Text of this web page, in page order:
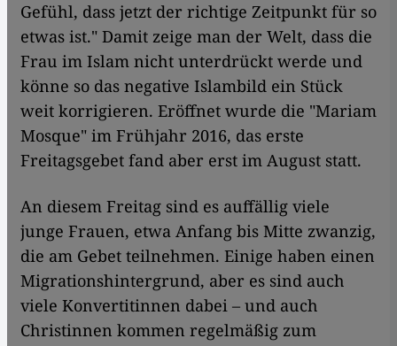
Gefühl, dass jetzt der richtige Zeitpunkt für so
etwas ist." Damit zeige man der Welt, dass die
Frau im Islam nicht unterdrückt werde und
könne so das negative Islambild ein Stück
weit korrigieren. Eröffnet wurde die "Mariam
Mosque" im Frühjahr 2016, das erste
Freitagsgebet fand aber erst im August statt.
An diesem Freitag sind es auffällig viele
junge Frauen, etwa Anfang bis Mitte zwanzig,
die am Gebet teilnehmen. Einige haben einen
Migrationshintergrund, aber es sind auch
viele Konvertitinnen dabei – und auch
Christinnen kommen regelmäßig zum